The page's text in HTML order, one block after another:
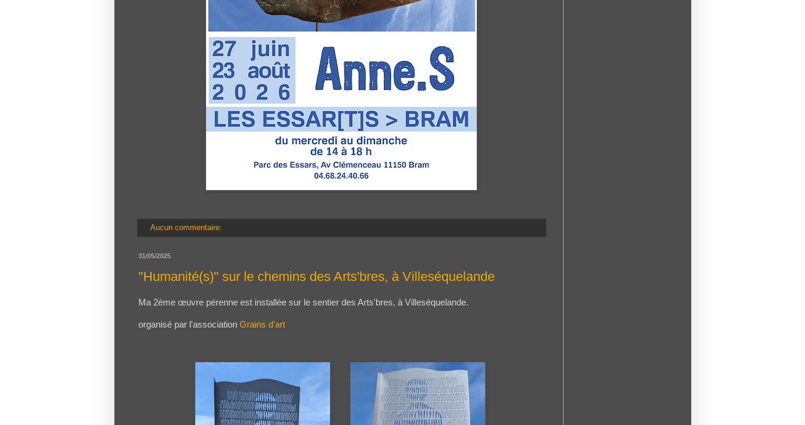
Aucun commentaire:
31/05/2025
"Humanité(s)" sur le chemins des Arts'bres, à Villeséquelande
Ma 2ème œuvre pérenne est installée sur le sentier des Arts'bres, à Villeséquelande.
organisé par l'association Grains d'art